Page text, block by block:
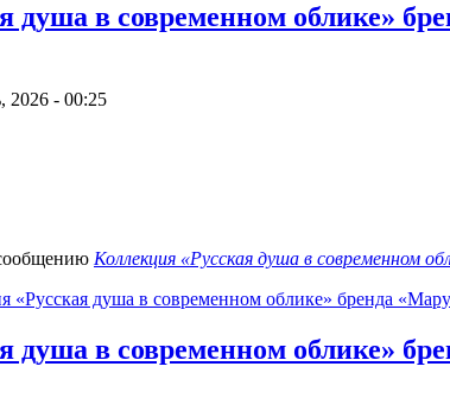
душа в современном облике»
2026 - 00:25
Коллекция «Русская душа в современном
«Русская душа в современном облике» бренда
душа в современном облике»